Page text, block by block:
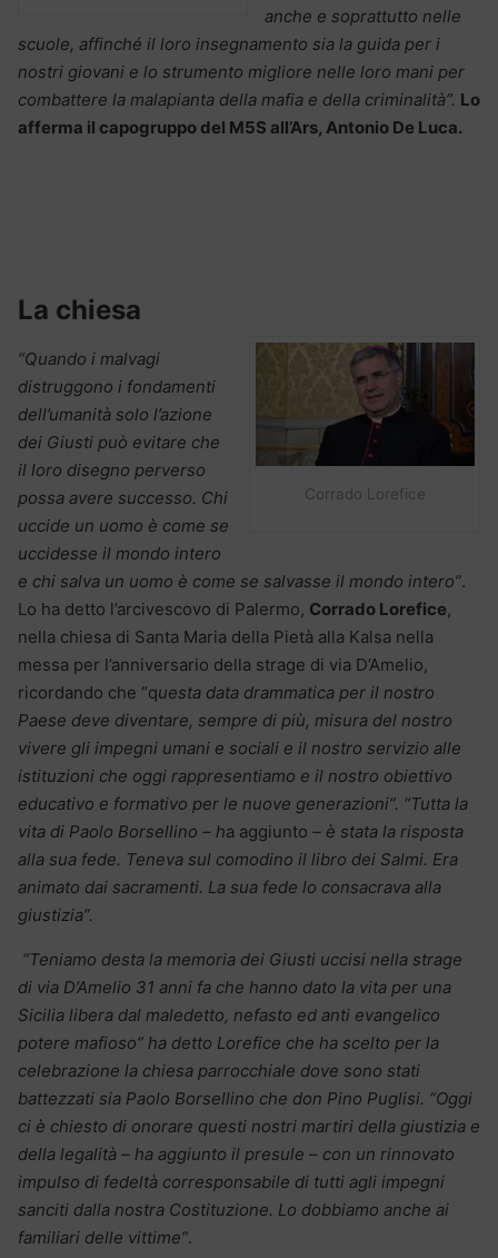
anche e soprattutto nelle
scuole, affinché il loro insegnamento sia la guida per i
nostri giovani e lo strumento migliore nelle loro mani per
combattere la malapianta della mafia e della criminalità”. Lo
afferma il capogruppo del M5S all’Ars, Antonio De Luca.
La chiesa
Corrado Lorefice
“Quando i malvagi
distruggono i fondamenti
dell’umanità solo l’azione
dei Giusti può evitare che
il loro disegno perverso
possa avere successo. Chi
uccide un uomo è come se
uccidesse il mondo intero
e chi salva un uomo è come se salvasse il mondo intero”.
Lo ha detto l’arcivescovo di Palermo, Corrado Lorefice,
nella chiesa di Santa Maria della Pietà alla Kalsa nella
messa per l’anniversario della strage di via D’Amelio,
ricordando che “questa data drammatica per il nostro
Paese deve diventare, sempre di più, misura del nostro
vivere gli impegni umani e sociali e il nostro servizio alle
istituzioni che oggi rappresentiamo e il nostro obiettivo
educativo e formativo per le nuove generazioni”. “Tutta la
vita di Paolo Borsellino – ha aggiunto – è stata la risposta
alla sua fede. Teneva sul comodino il libro dei Salmi. Era
animato dai sacramenti. La sua fede lo consacrava alla
giustizia”.
“Teniamo desta la memoria dei Giusti uccisi nella strage
di via D’Amelio 31 anni fa che hanno dato la vita per una
Sicilia libera dal maledetto, nefasto ed anti evangelico
potere mafioso” ha detto Lorefice che ha scelto per la
celebrazione la chiesa parrocchiale dove sono stati
battezzati sia Paolo Borsellino che don Pino Puglisi. “Oggi
ci è chiesto di onorare questi nostri martiri della giustizia e
della legalità – ha aggiunto il presule – con un rinnovato
impulso di fedeltà corresponsabile di tutti agli impegni
sanciti dalla nostra Costituzione. Lo dobbiamo anche ai
familiari delle vittime”.